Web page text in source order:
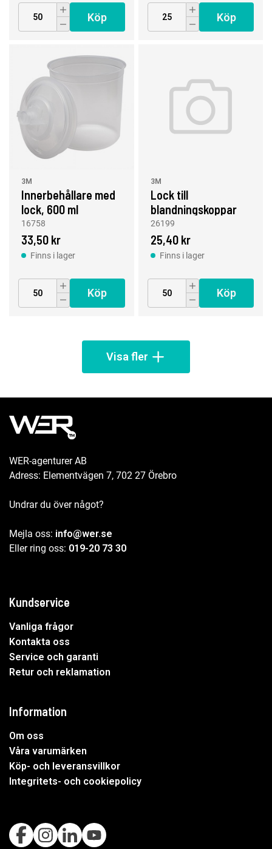
Köp Köp
3M
Innerbehållare med
lock, 600 ml
16758
33,50 kr
Finns i lager
Köp
3M
Lock till
blandningskoppar
PPS 2.0, 650 & 850
ml, 125 µm
26199
25,40 kr
Finns i lager
Köp
Visa fler
WER-agenturer AB
Adress: Elementvägen 7, 702 27 Örebro
Undrar du över något?
Mejla oss: info@wer.se
Eller ring oss: 019-20 73 30
Kundservice
Vanliga frågor
Kontakta oss
Service och garanti
Retur och reklamation
Information
Om oss
Våra varumärken
Köp- och leveransvillkor
Integritets- och cookiepolicy